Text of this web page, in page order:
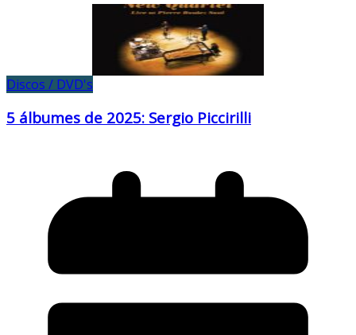
Discos / DVD's
5 álbumes de 2025: Sergio Piccirilli